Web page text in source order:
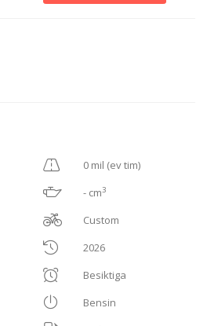
0 mil (ev tim)
- cm3
Custom
2026
Besiktiga
Bensin